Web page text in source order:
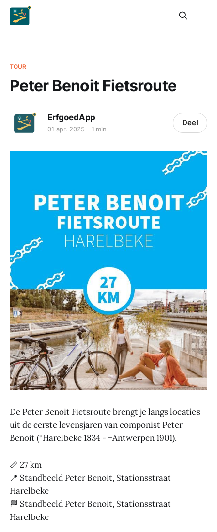
TOUR
Peter Benoit Fietsroute
ErfgoedApp
01 apr. 2025 1 min
Deel
De Peter Benoit Fietsroute brengt je langs locaties
uit de eerste levensjaren van componist Peter
Benoit (°Harelbeke 1834 - +Antwerpen 1901).
📏 27 km
📍 Standbeeld Peter Benoit, Stationsstraat
Harelbeke
🏁 Standbeeld Peter Benoit, Stationsstraat
Harelbeke